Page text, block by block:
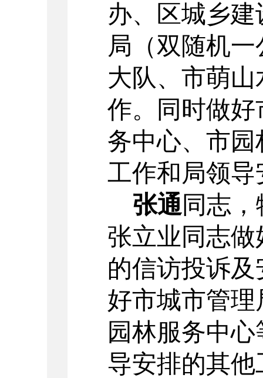
办、区城乡
局（双随机
大队、市萌
作。同时做
务中心、市
工作和局领
张通同志，
张立业同志
的信访投诉
好市城市管
园林服务中
导安排的其他